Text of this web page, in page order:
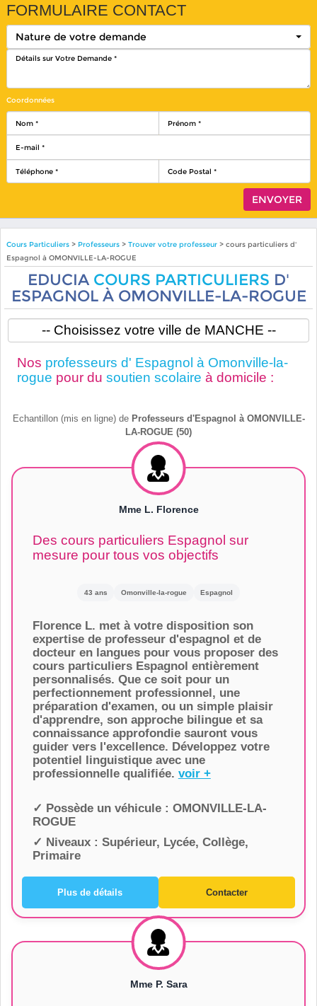
FORMULAIRE CONTACT
Nature de votre demande
Coordonnées
Cours Particuliers> Professeurs > Trouver votre professeur> cours particuliers d'
Espagnol à OMONVILLE-LA-ROGUE
EDUCIA COURS PARTICULIERS D'
ESPAGNOL À OMONVILLE-LA-ROGUE
Nos professeurs d' Espagnol à Omonville-la-
rogue pour du soutien scolaire à domicile :
Echantillon (mis en ligne) de Professeurs d'Espagnol à OMONVILLE-
LA-ROGUE (50)
Mme L. Florence
Des cours particuliers Espagnol sur
mesure pour tous vos objectifs
43 ans Omonville-la-rogue Espagnol
Florence L. met à votre disposition son
expertise de professeur d'espagnol et de
docteur en langues pour vous proposer des
cours particuliers Espagnol entièrement
personnalisés. Que ce soit pour un
perfectionnement professionnel, une
préparation d'examen, ou un simple plaisir
d'apprendre, son approche bilingue et sa
connaissance approfondie sauront vous
guider vers l'excellence. Développez votre
potentiel linguistique avec une
professionnelle qualifiée. voir +
✓ Possède un véhicule : OMONVILLE-LA-
ROGUE
✓ Niveaux : Supérieur, Lycée, Collège,
Primaire
Plus de détails Contacter
Mme P. Sara